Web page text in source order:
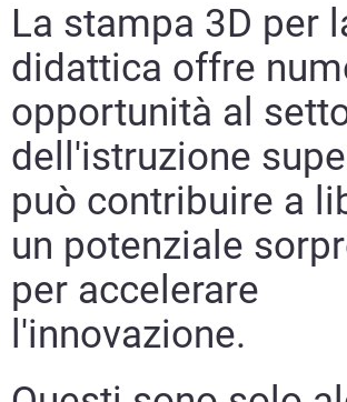
La stampa 3D per
didattica offre
opportunità al
dell'istruzione
può contribuire a
un potenziale
per accelerare
l'innovazione.